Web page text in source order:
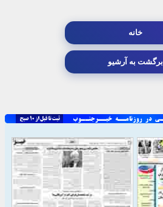
خانه
برگشت به آرشیو